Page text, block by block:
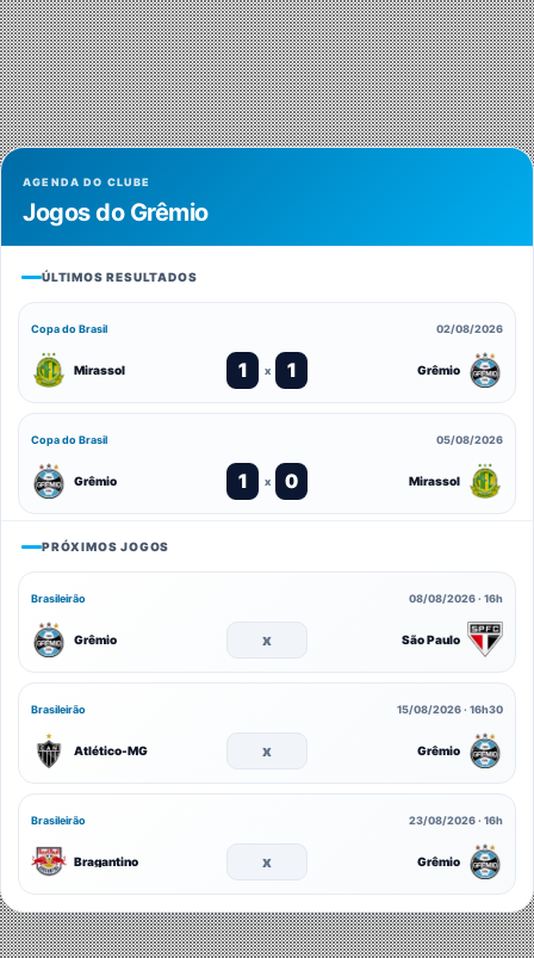
AGENDA DO CLUBE
Jogos do Grêmio
ÚLTIMOS RESULTADOS
Copa do Brasil 02/08/2026
Mirassol 1 x 1 Grêmio
Copa do Brasil 05/08/2026
Grêmio 1 x 0 Mirassol
PRÓXIMOS JOGOS
Brasileirão 08/08/2026 · 16h
Grêmio x São Paulo
Brasileirão 15/08/2026 · 16h30
Atlético-MG x Grêmio
Brasileirão 23/08/2026 · 16h
Bragantino x Grêmio